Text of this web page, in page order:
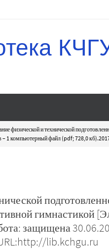
физической и технической
– 1 компьютерный файл (pdf; 728,0
гимнастикой
защищена
lib.kchgu.ru